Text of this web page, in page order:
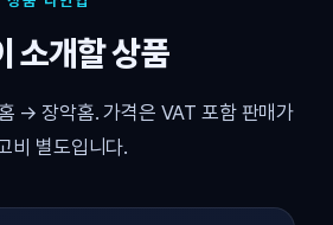
소개할 상품
→ 장악홈. 가격은 VAT 포함 판매가
비 별도입니다.